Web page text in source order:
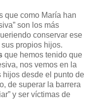
que como María han
son los más
conservar ese
propios hijos.
que hemos tenido que
nos vemos en la
hijos desde el punto de
de superar la barrera
y ser víctimas de